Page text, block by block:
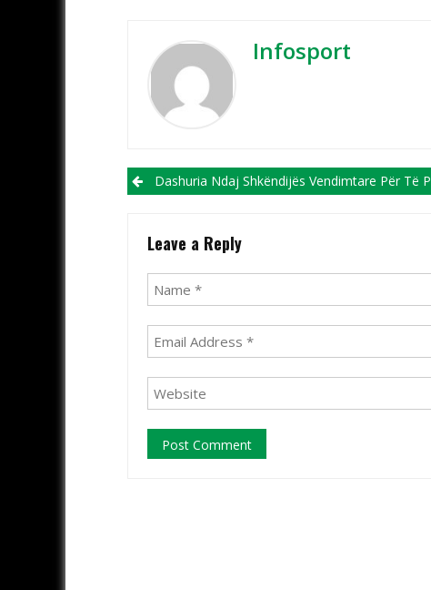
Infosport
Post navigation
Dashuria Ndaj Shkëndijës Vendimtare Për Të Prishur Kontratën Me Arabët
Leave a Reply